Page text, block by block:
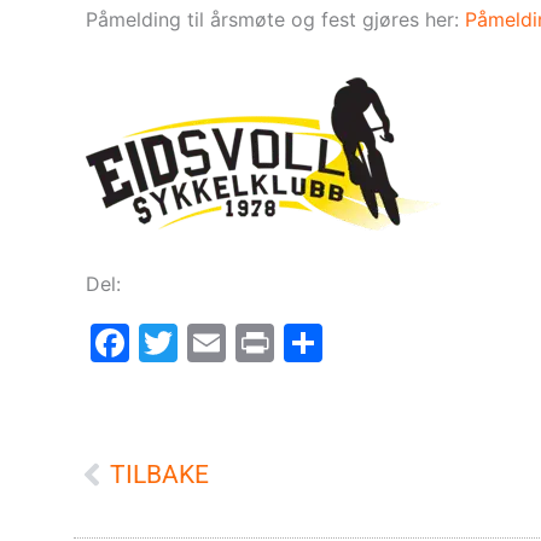
Påmelding til årsmøte og fest gjøres her:
Del:
Facebook
Twitter
Email
Print
Prev
TILBAKE